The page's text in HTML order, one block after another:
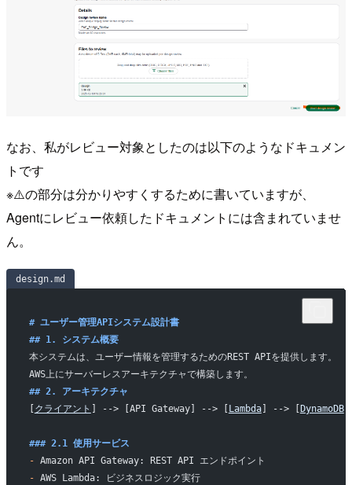
なお、私がレビュー対象としたのは以下のようなドキュメン
トです
※⚠️の部分は分かりやすくするために書いていますが、
Agentにレビュー依頼したドキュメントには含まれていませ
ん。
design.md
# ユーザー管理APIシステム設計書
## 1. システム概要
本システムは、ユーザー情報を管理するためのREST APIを提供します。
AWS上にサーバーレスアーキテクチャで構築します。
## 2. アーキテクチャ
クライアント ] --> [API Gateway] --> [ Lambda] --> [ DynamoDB]
### 2.1 使用サービス
- Amazon API Gateway: REST API エンドポイント
- AWS Lambda: ビジネスロジック実行